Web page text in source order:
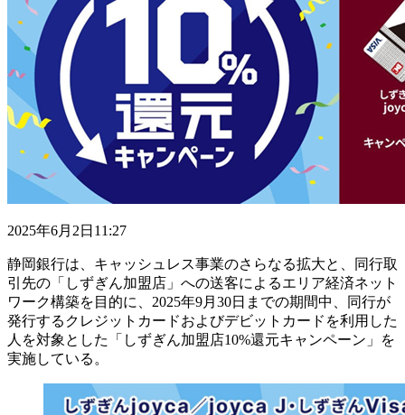
2025年6月2日11:27
静岡銀行は、キャッシュレス事業のさらなる拡大と、同行取
引先の「しずぎん加盟店」への送客によるエリア経済ネット
ワーク構築を目的に、2025年9月30日までの期間中、同行が
発行するクレジットカードおよびデビットカードを利用した
人を対象とした「しずぎん加盟店10%還元キャンペーン」を
実施している。